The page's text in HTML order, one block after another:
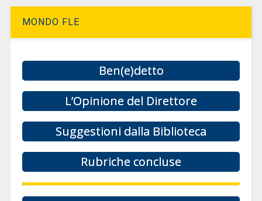
MONDO FLE
Ben(e)detto
L’Opinione del Direttore
Suggestioni dalla Biblioteca
Rubriche concluse